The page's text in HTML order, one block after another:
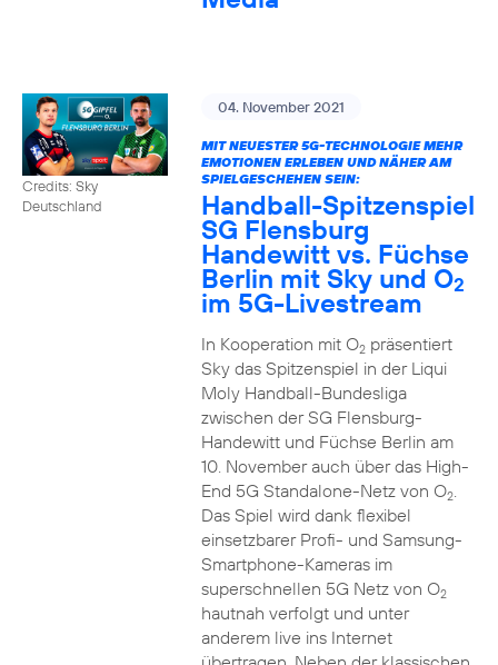
Credits: Sky
Deutschland
04. November 2021
MIT NEUESTER 5G-TECHNOLOGIE MEHR
EMOTIONEN ERLEBEN UND NÄHER AM
SPIELGESCHEHEN SEIN:
Handball-Spitzenspiel
SG Flensburg
Handewitt vs. Füchse
Berlin mit Sky und O2
im 5G-Livestream
In Kooperation mit O2präsentiert
Sky das Spitzenspiel in der Liqui
Moly Handball-Bundesliga
zwischen der SG Flensburg-
Handewitt und Füchse Berlin am
10. November auch über das High-
End 5G Standalone-Netz von O2.
Das Spiel wird dank flexibel
einsetzbarer Profi- und Samsung-
Smartphone-Kameras im
superschnellen 5G Netz von O2
hautnah verfolgt und unter
anderem live ins Internet